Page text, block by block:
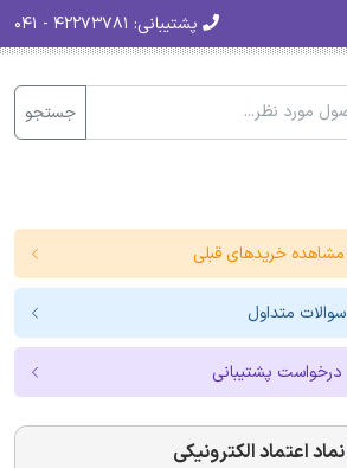
پشتیبانی:
جستجو
مشاهده خریدهای قبلی
سوالات متداول
درخواست پشتیبانی
نماد اعتماد الکترونیکی